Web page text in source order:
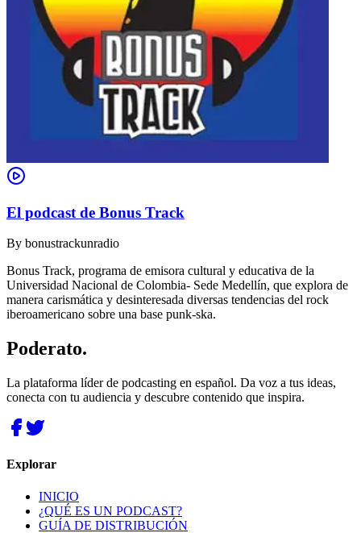
El podcast de Bonus Track
By bonustrackunradio
Bonus Track, programa de emisora cultural y educativa de la
Universidad Nacional de Colombia- Sede Medellín, que explora de
manera carismática y desinteresada diversas tendencias del rock
iberoamericano sobre una base punk-ska.
Poderato.
La plataforma líder de podcasting en español. Da voz a tus ideas,
conecta con tu audiencia y descubre contenido que inspira.
Explorar
INICIO
¿QUÉ ES UN PODCAST?
GUÍA DE DISTRIBUCIÓN